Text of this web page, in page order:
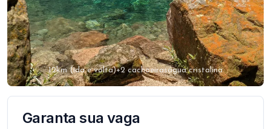
12km (ida e volta)+2 cachoeiraságua cristalina
Garanta sua vaga